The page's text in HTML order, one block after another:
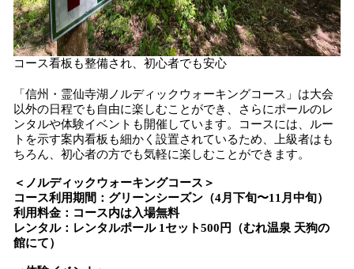
コース看板も整備され、初心者でも安心
「信州・霊仙寺湖ノルディックウォーキングコース」は大会
以外の日程でも自由に楽しむことができ、さらにポールのレ
ンタルや体験イベントも開催しています。コースには、ルー
トを示す案内看板も細かく設置されているため、上級者はも
ちろん、初心者の方でも気軽に楽しむことができます。
＜ノルディックウォーキングコース＞
コース利用期間：グリーンシーズン（4月下旬〜11月中旬）
利用料金：コース内は入場無料
レンタル：レンタルポール 1セット500円（むれ温泉 天狗の
館にて）